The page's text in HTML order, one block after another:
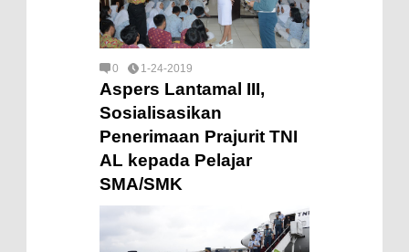
0 1-24-2019
Aspers Lantamal III,
Sosialisasikan
Penerimaan Prajurit TNI
AL kepada Pelajar
SMA/SMK